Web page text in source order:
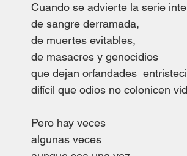
Cuando se advierte la serie
de sangre derramada,
de muertes evitables,
de masacres y genocidios
que dejan orfandades
difícil que odios no colonicen
Pero hay veces
algunas veces